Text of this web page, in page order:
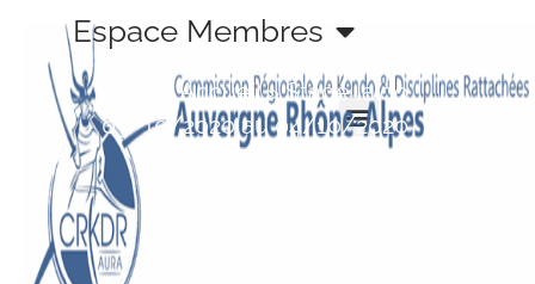
contenu
Espace Membres
Accueil»Stage Iaido
03/10/2020 au 04/10/2020